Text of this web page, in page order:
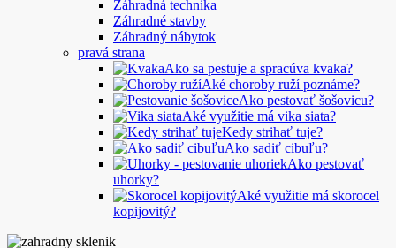
Záhradná technika
Záhradné stavby
Záhradný nábytok
pravá strana
Ako sa pestuje a spracúva kvaka?
Aké choroby ruží poznáme?
Ako pestovať šošovicu?
Aké využitie má vika siata?
Kedy strihať tuje?
Ako sadiť cibuľu?
Ako pestovať
uhorky?
Aké využitie má skorocel
kopijovitý?